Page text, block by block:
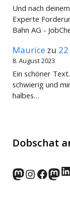
Und nach
Experte
Bahn AG -
Maurice zu
8. August 2023
Ein schöner
schwierig und
halbes…
Dobschat
wp-